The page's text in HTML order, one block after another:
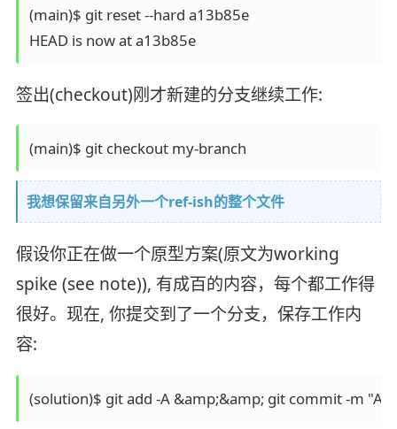
(main)$ git reset --hard a13b85e
HEAD is now at a13b85e
签出(checkout)刚才新建的分支继续工作:
我想保留来自另外一个ref-ish的整个文件
假设你正在做一个原型方案(原文为working
spike (see note)), 有成百的内容，每个都工作得
很好。现在, 你提交到了一个分支，保存工作内
容: